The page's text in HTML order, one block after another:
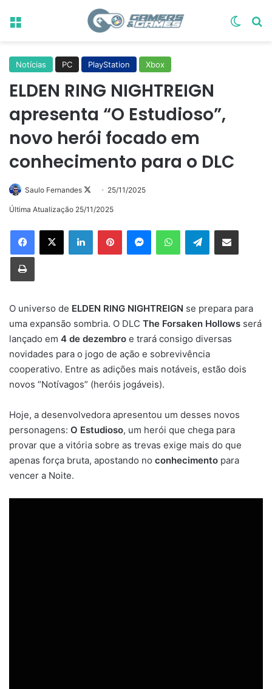
Menu
Notícias PC PlayStation Xbox
ELDEN RING NIGHTREIGN
apresenta “O Estudioso”,
novo herói focado em
conhecimento para o DLC
Saulo Fernandes
Follow
on
25/11/2025
Última Atualização 25/11/2025
LinkedinPinterestMessengerWhatsAppTelegramCompartilhar via e-mail
Imprimir
O universo de ELDEN RING NIGHTREIGN se prepara para
uma expansão sombria. O DLC The Forsaken Hollows será
lançado em 4 de dezembro e trará consigo diversas
novidades para o jogo de ação e sobrevivência
cooperativo. Entre as adições mais notáveis, estão dois
novos “Notívagos” (heróis jogáveis).
Hoje, a desenvolvedora apresentou um desses novos
personagens: O Estudioso, um herói que chega para
provar que a vitória sobre as trevas exige mais do que
apenas força bruta, apostando no conhecimento para
vencer a Noite.